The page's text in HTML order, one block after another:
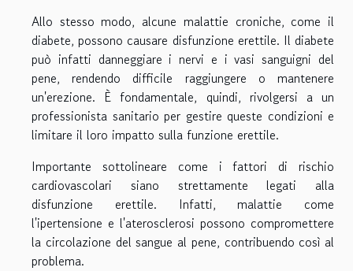
Allo stesso modo, alcune malattie croniche, come il
diabete, possono causare disfunzione erettile. Il diabete
può infatti danneggiare i nervi e i vasi sanguigni del
pene, rendendo difficile raggiungere o mantenere
un'erezione. È fondamentale, quindi, rivolgersi a un
professionista sanitario per gestire queste condizioni e
limitare il loro impatto sulla funzione erettile.
Importante sottolineare come i fattori di rischio
cardiovascolari siano strettamente legati alla
disfunzione erettile. Infatti, malattie come
l'ipertensione e l'aterosclerosi possono compromettere
la circolazione del sangue al pene, contribuendo così al
problema.